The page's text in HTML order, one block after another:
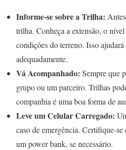
Informe-se sobre a Trilha:
trilha. Conheça a extensão, o
condições do terreno. Isso ajudará
adequadamente.
Vá Acompanhado: Sempre que
grupo ou um parceiro. Trilhas
companhia é uma boa forma de
Leve um Celular Carregado:
caso de emergência. Certifique-se
um power bank, se necessário.